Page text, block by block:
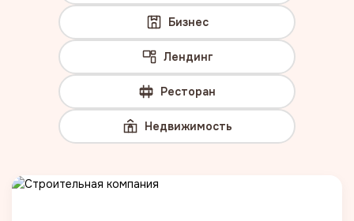
Бизнес
Лендинг
Ресторан
Недвижимость